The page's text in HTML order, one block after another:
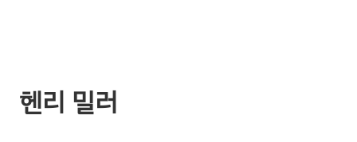
헨리 밀러